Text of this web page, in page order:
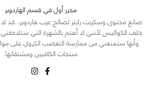
محرر أول في قسم الهاردوير
صانع محتوى وسكربت رايتر لصالح عرب هاردوير، قد
خلف الكواليس لأنني لا أهتم بالشهرة التي
وأنها ستمنعني من ممارسة التعصب الكروي على
منتجات الكافيين ومشتقاتها.